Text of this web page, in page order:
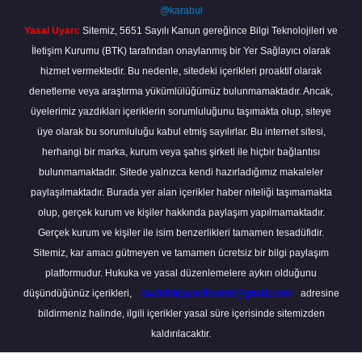
@karabul
Yasal Uyarı: Sitemiz, 5651 Sayılı Kanun gereğince Bilgi Teknolojileri ve
İletişim Kurumu (BTK) tarafından onaylanmış bir Yer Sağlayıcı olarak
hizmet vermektedir. Bu nedenle, sitedeki içerikleri proaktif olarak
denetleme veya araştırma yükümlülüğümüz bulunmamaktadır. Ancak,
üyelerimiz yazdıkları içeriklerin sorumluluğunu taşımakta olup, siteye
üye olarak bu sorumluluğu kabul etmiş sayılırlar. Bu internet sitesi,
herhangi bir marka, kurum veya şahıs şirketi ile hiçbir bağlantısı
bulunmamaktadır. Sitede yalnızca kendi hazırladığımız makaleler
paylaşılmaktadır. Burada yer alan içerikler haber niteliği taşımamakta
olup, gerçek kurum ve kişiler hakkında paylaşım yapılmamaktadır.
Gerçek kurum ve kişiler ile isim benzerlikleri tamamen tesadüfidir.
Sitemiz, kar amacı gütmeyen ve tamamen ücretsiz bir bilgi paylaşım
platformudur. Hukuka ve yasal düzenlemelere aykırı olduğunu
düşündüğünüz içerikleri,
backlinkpanelicomtr@gmail.com
adresine
bildirmeniz halinde, ilgili içerikler yasal süre içerisinde sitemizden
kaldırılacaktır.